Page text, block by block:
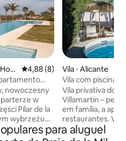
4,88 de uma avaliação média
4,88 (8)
nowoczesny
w
Pilar de la
wybrzeżu
Vila ⋅ Alicante
Vila com piscina
campos de golfe
Vila privativa dos
Villamartín –
em família, a
restaurantes. Vila independente em
uma rua
banheiros tornam
para aluguel